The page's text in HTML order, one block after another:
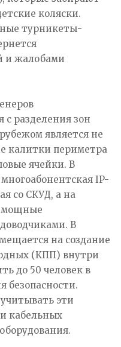
коляски.
турникеты-
и жалобами
с разделения зон
является не
калитки периметра
ячейки. В
IP-
со СКУД, а на
мощные
В
на создание
(КПП) внутри
до 50 человек в
безопасности.
эти
кабельных